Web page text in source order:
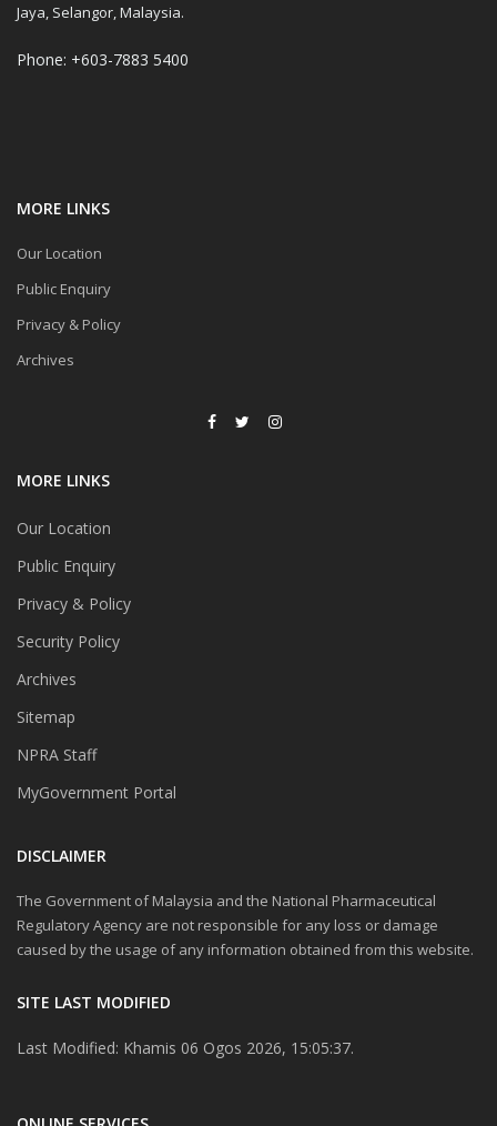
Jaya, Selangor, Malaysia.
Phone: +603-7883 5400
MORE LINKS
Our Location
Public Enquiry
Privacy & Policy
Archives
MORE LINKS
Our Location
Public Enquiry
Privacy & Policy
Security Policy
Archives
Sitemap
NPRA Staff
MyGovernment Portal
DISCLAIMER
The Government of Malaysia and the National Pharmaceutical
Regulatory Agency are not responsible for any loss or damage
caused by the usage of any information obtained from this website.
SITE LAST MODIFIED
Last Modified: Khamis 06 Ogos 2026, 15:05:37.